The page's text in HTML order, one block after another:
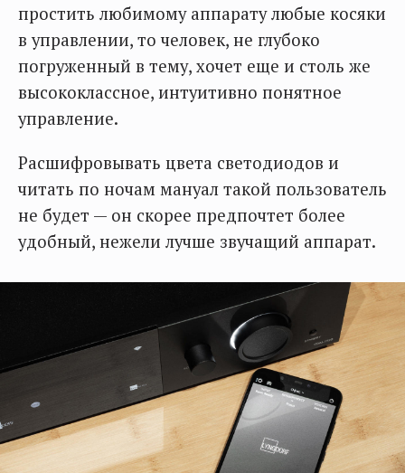
простить любимому аппарату любые косяки
в управлении, то человек, не глубоко
погруженный в тему, хочет еще и столь же
высококлассное, интуитивно понятное
управление.
Расшифровывать цвета светодиодов и
читать по ночам мануал такой пользователь
не будет — он скорее предпочтет более
удобный, нежели лучше звучащий аппарат.